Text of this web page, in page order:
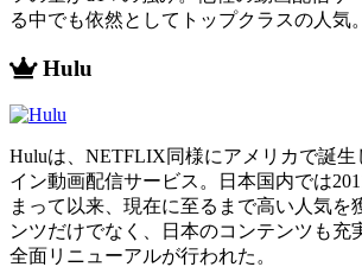
る中でも依然としてトップクラスの人気。
Hulu
Huluは、NETFLIX同様にアメリカで誕生
イン動画配信サービス。日本国内では
まって以来、現在に至るまで高い人気を
ンツだけでなく、日本のコンテンツも充
全面リニューアルが行われた。